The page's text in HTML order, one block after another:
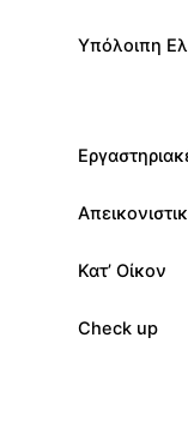
Υπόλοιπη
Κατ’ Οίκον
Check up